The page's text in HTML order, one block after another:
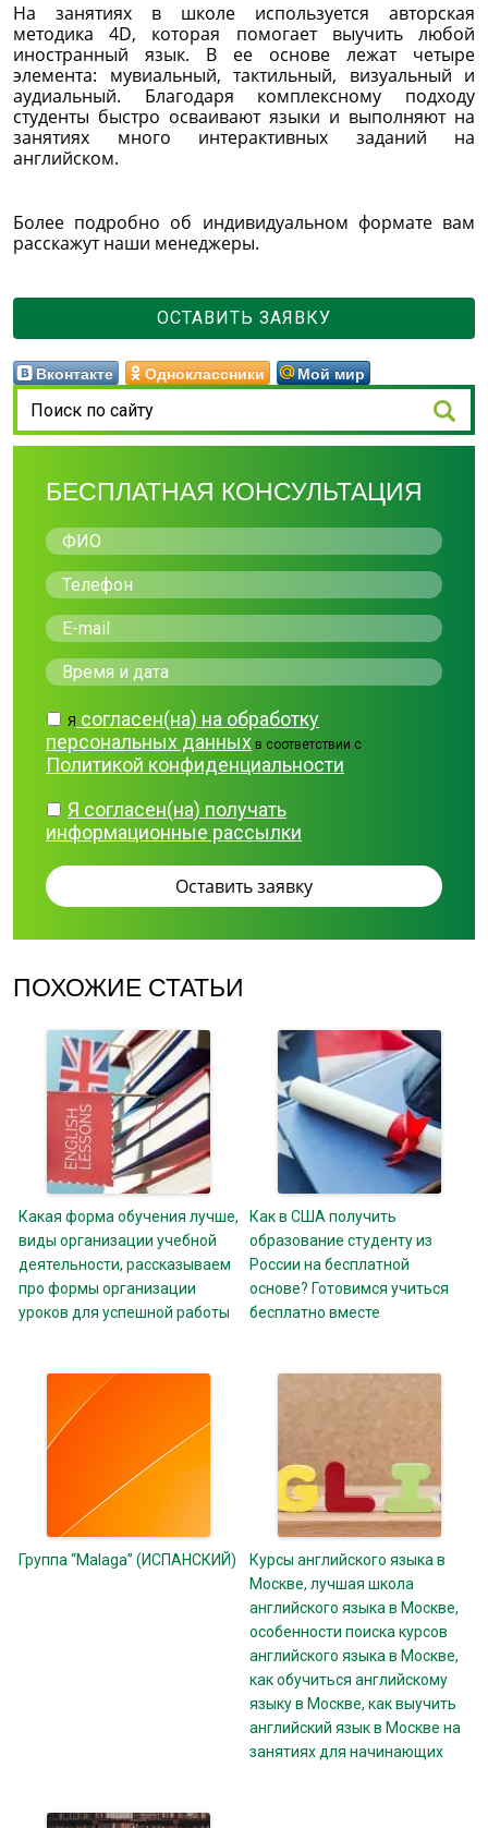
На занятиях в школе используется авторская
методика 4D, которая помогает выучить любой
иностранный язык. В ее основе лежат четыре
элемента: мувиальный, тактильный, визуальный и
аудиальный. Благодаря комплексному подходу
студенты быстро осваивают языки и выполняют на
занятиях много интерактивных заданий на
английском.
Более подробно об индивидуальном формате вам
расскажут наши менеджеры.
ОСТАВИТЬ ЗАЯВКУ
Вконтакте Одноклассники Мой мир
БЕСПЛАТНАЯ КОНСУЛЬТАЦИЯ
Я согласен(на) на обработку
персональных данных в соответствии с
Политикой конфиденциальности
Я согласен(на) получать
информационные рассылки
ПОХОЖИЕ СТАТЬИ
Какая форма обучения лучше,
виды организации учебной
деятельности, рассказываем
про формы организации
уроков для успешной работы
Как в США получить
образование студенту из
России на бесплатной
основе? Готовимся учиться
бесплатно вместе
Группа “Malaga” (ИСПАНСКИЙ)
Курсы английского языка в
Москве, лучшая школа
английского языка в Москве,
особенности поиска курсов
английского языка в Москве,
как обучиться английскому
языку в Москве, как выучить
английский язык в Москве на
занятиях для начинающих